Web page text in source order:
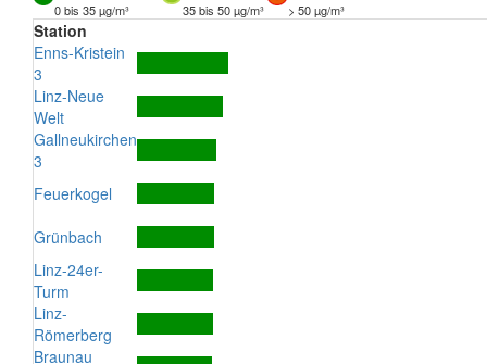
0 bis 35 µg/m³
35 bis 50 µg/m³ > 50 µg/m³
Station
Enns-Kristein
3
Linz-Neue
Welt
Gallneukirchen
3
Feuerkogel
Grünbach
Linz-24er-
Turm
Linz-
Römerberg
Braunau